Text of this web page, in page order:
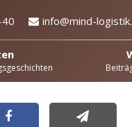
info@mind-